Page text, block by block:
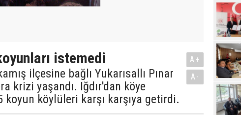
istemedi
ilçesine bağlı Yukarısallı Pınar
krizi yaşandı. Iğdır'dan köye
koyun köylüleri karşı karşıya getirdi.
A+
A-
Projesi"